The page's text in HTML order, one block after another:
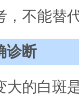
，不能替
诊断
大的白斑